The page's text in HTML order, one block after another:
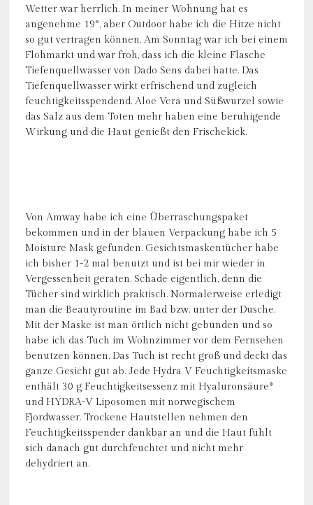
Wetter war herrlich. In meiner Wohnung hat es
angenehme 19°, aber Outdoor habe ich die Hitze nicht
so gut vertragen können. Am Sonntag war ich bei einem
Flohmarkt und war froh, dass ich die kleine Flasche
Tiefenquellwasser von Dado Sens dabei hatte. Das
Tiefenquellwasser wirkt erfrischend und zugleich
feuchtigkeitsspendend. Aloe Vera und Süßwurzel sowie
das Salz aus dem Toten mehr haben eine beruhigende
Wirkung und die Haut genießt den Frischekick.
Von Amway habe ich eine Überraschungspaket
bekommen und in der blauen Verpackung habe ich 5
Moisture Mask gefunden. Gesichtsmaskentücher habe
ich bisher 1-2 mal benutzt und ist bei mir wieder in
Vergessenheit geraten. Schade eigentlich, denn die
Tücher sind wirklich praktisch. Normalerweise erledigt
man die Beautyroutine im Bad bzw. unter der Dusche.
Mit der Maske ist man örtlich nicht gebunden und so
habe ich das Tuch im Wohnzimmer vor dem Fernsehen
benutzen können. Das Tuch ist recht groß und deckt das
ganze Gesicht gut ab. Jede Hydra V Feuchtigkeitsmaske
enthält 30 g Feuchtigkeitsessenz mit Hyaluronsäure*
und HYDRA-V Liposomen mit norwegischem
Fjordwasser. Trockene Hautstellen nehmen den
Feuchtigkeitsspender dankbar an und die Haut fühlt
sich danach gut durchfeuchtet und nicht mehr
dehydriert an.